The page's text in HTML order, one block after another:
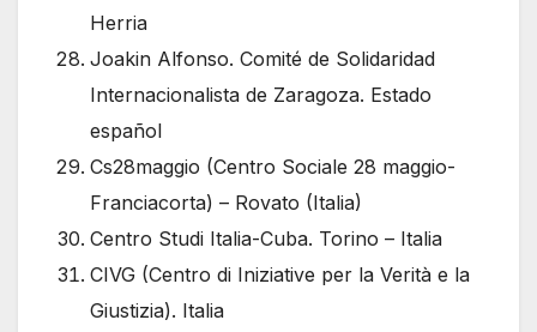
Herria
Joakin Alfonso. Comité de Solidaridad
Internacionalista de Zaragoza. Estado
español
Cs28maggio (Centro Sociale 28 maggio-
Franciacorta) – Rovato (Italia)
Centro Studi Italia-Cuba. Torino – Italia
CIVG (Centro di Iniziative per la Verità e la
Giustizia). Italia